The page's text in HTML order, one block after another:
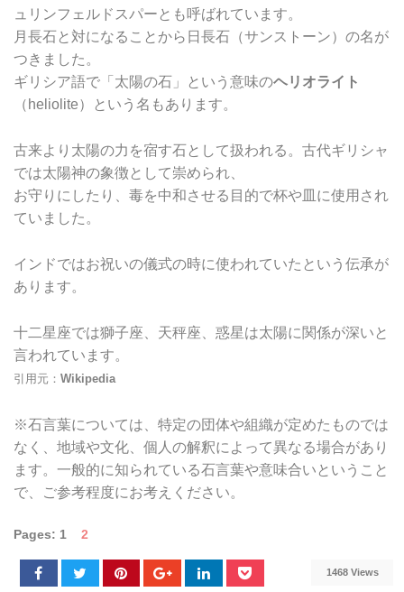
ュリンフェルドスパーとも呼ばれています。
月長石と対になることから日長石（サンストーン）の名が
つきました。
ギリシア語で「太陽の石」という意味のヘリオライト
（heliolite）という名もあります。
古来より太陽の力を宿す石として扱われる。古代ギリシャ
では太陽神の象徴として崇められ、
お守りにしたり、毒を中和させる目的で杯や皿に使用され
ていました。
インドではお祝いの儀式の時に使われていたという伝承が
あります。
十二星座では獅子座、天秤座、惑星は太陽に関係が深いと
言われています。
引用元： Wikipedia
※石言葉については、特定の団体や組織が定めたものでは
なく、地域や文化、個人の解釈によって異なる場合があり
ます。一般的に知られている石言葉や意味合いということ
で、ご参考程度にお考えください。
Pages: 1 2
1468 Views